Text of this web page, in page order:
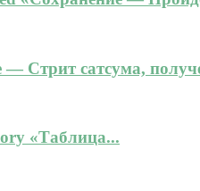
Стрит сатсума,
«Таблица...